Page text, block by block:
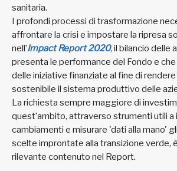
sanitaria.
I profondi processi di trasformazione
affrontare la crisi e impostare la ripresa
nell’Impact Report 2020, il bilancio delle
presenta le performance del Fondo e
delle iniziative finanziate al fine di
sostenibile il sistema produttivo delle
La richiesta sempre maggiore di
quest’ambito, attraverso strumenti utili a
cambiamenti e misurare 'dati alla mano'
scelte improntate alla transizione verde,
rilevante contenuto nel Report.